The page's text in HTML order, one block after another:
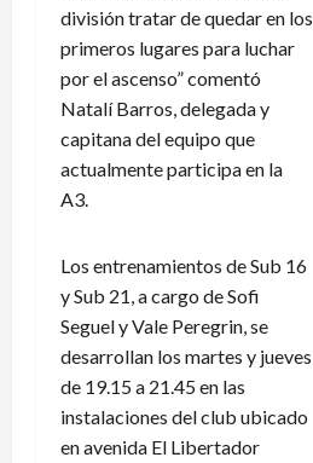
división tratar de quedar en los
primeros lugares para luchar
por el ascenso” comentó
Natalí Barros, delegada y
capitana del equipo que
actualmente participa en la
A3.
Los entrenamientos de Sub 16
y Sub 21, a cargo de Sofi
Seguel y Vale Peregrin, se
desarrollan los martes y jueves
de 19.15 a 21.45 en las
instalaciones del club ubicado
en avenida El Libertador